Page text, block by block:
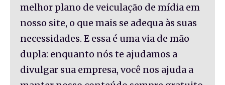
melhor plano de veiculação de mídia em
nosso site, o que mais se adequa às suas
necessidades. E essa é uma via de mão
dupla: enquanto nós te ajudamos a
divulgar sua empresa, você nos ajuda a